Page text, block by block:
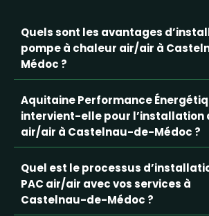
Quels sont les avantages
pompe à chaleur air/air à
Médoc ?
Aquitaine Performance
intervient-elle pour l’installation
air/air à Castelnau-de-Médoc ?
Quel est le processus
PAC air/air avec vos services à
Castelnau-de-Médoc ?